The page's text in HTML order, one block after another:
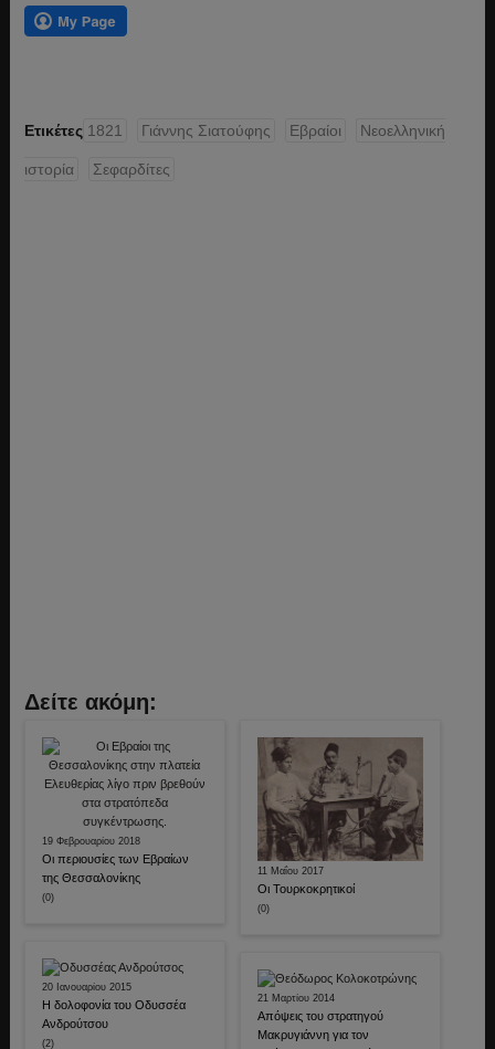
Ετικέτες 1821 Γιάννης Σιατούφης Εβραίοι Νεοελληνική
ιστορία Σεφαρδίτες
Δείτε ακόμη:
19 Φεβρουαρίου 2018
Οι περιουσίες των Εβραίων
της Θεσσαλονίκης
(0)
20 Ιανουαρίου 2015
Η δολοφονία του Οδυσσέα
Ανδρούτσου
(2)
11 Μαΐου 2017
Οι Τουρκοκρητικοί
(0)
21 Μαρτίου 2014
Απόψεις του στρατηγού
Μακρυγιάννη για τον